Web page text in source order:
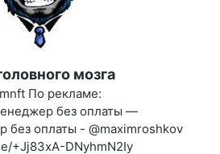
мозга
По рекламе:
без оплаты —
без оплаты - @maximroshkov
+Jj83xA-DNyhmN2Iy